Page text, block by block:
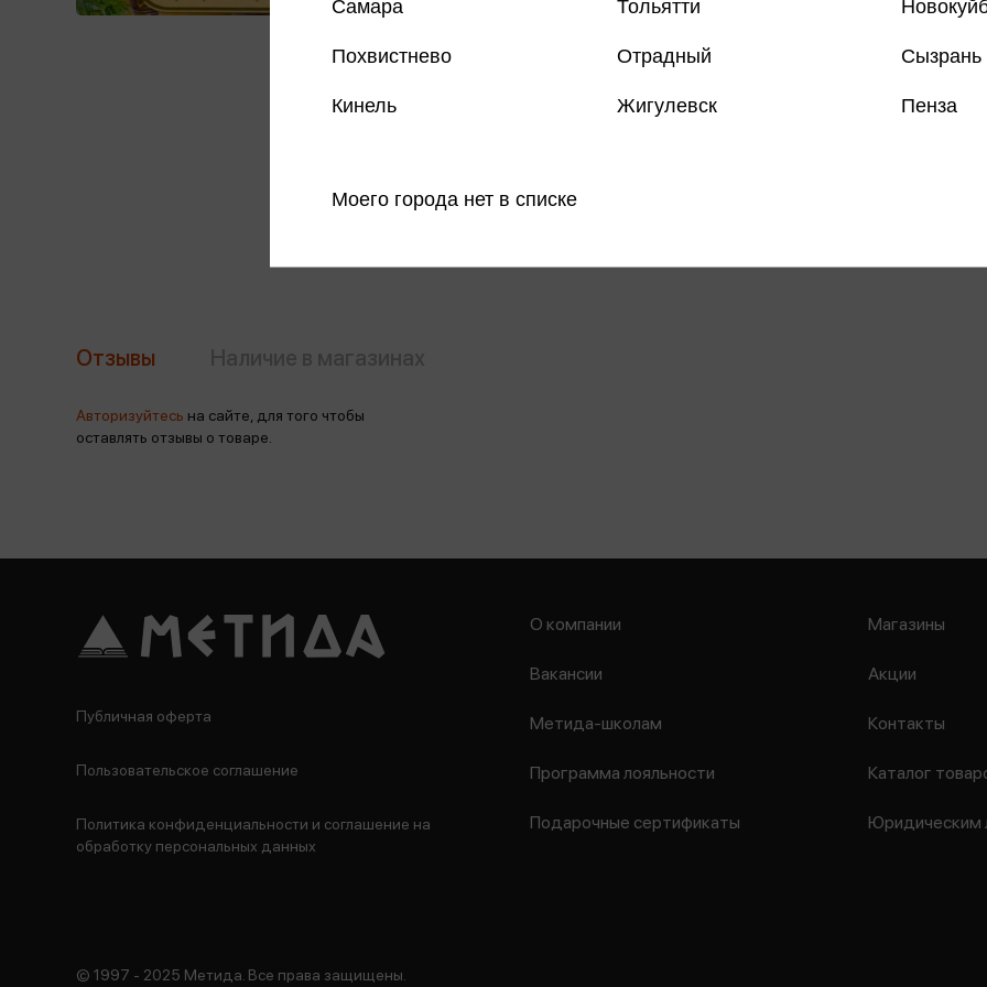
Отзывы
Авторизуйтесь на сайте, для того чтобы
оставлять отзывы о товаре.
Самара Тольятти
Похвистнево Отрадный Сызрань
Кинель Жигулевск Пенза
Моего города нет в списке
О компании
Вакансии
Метида-школам
Программа лояльности
Подарочные сертификаты
Магазины
Акции
Контакты
Каталог
Юридическим
Публичная оферта
Пользовательское соглашение
Политика конфиденциальности и соглашение на
обработку персональных данных
© 1997 - 2025 Метида. Все права защищены.